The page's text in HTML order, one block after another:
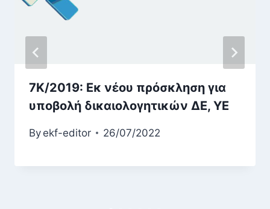
7Κ/2019: Εκ νέου πρόσκληση για
υποβολή δικαιολογητικών ΔΕ, ΥΕ
By ekf-editor 26/07/2022